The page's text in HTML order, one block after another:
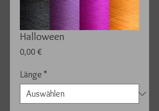
Halloween
0,00 €Preis
Länge *